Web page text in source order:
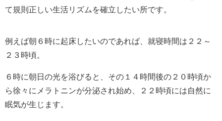
て規則正しい生活リズムを確立したい所です。
例えば朝６時に起床したいのであれば、就寝時間は２２～
２３時頃。
６時に朝日の光を浴びると、その１４時間後の２０時頃か
ら徐々にメラトニンが分泌され始め、２２時頃には自然に
眠気が生じます。